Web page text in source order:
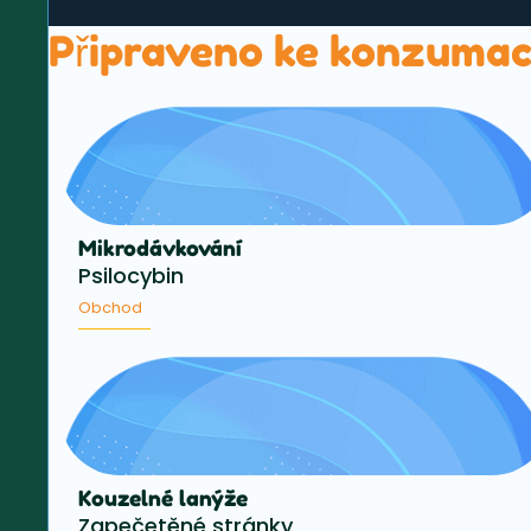
Připraveno ke
Mikrodávkování
Psilocybin
Obchod
Kouzelné lanýže